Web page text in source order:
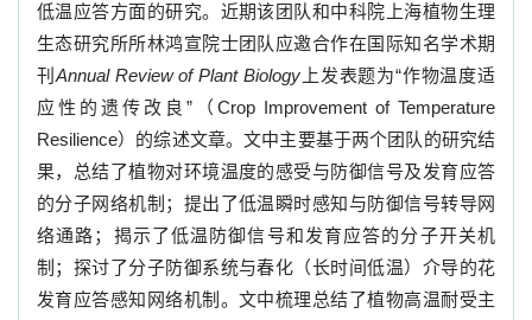
低温应答方面的研究。近期该团队和中科院上海植物生理
生态研究所所林鸿宣院士团队应邀合作在国际知名学术期
刊 Annual Review of Plant Biology 上发表题为“作物温度适
应性的遗传改良”（ Crop Improvement of Temperature
Resilience）的综述文章。文中主要基于两个团队的研究结
果，总结了植物对环境温度的感受与防御信号及发育应答
的分子网络机制；提出了低温瞬时感知与防御信号转导网
络通路；揭示了低温防御信号和发育应答的分子开关机
制；探讨了分子防御系统与春化（长时间低温）介导的花
发育应答感知网络机制。文中梳理总结了植物高温耐受主